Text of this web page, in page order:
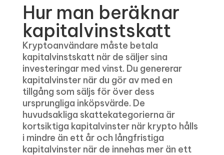
Hur man beräknar
kapitalvinstskatt
Kryptoanvändare måste betala
kapitalvinstskatt när de säljer sina
investeringar med vinst. Du genererar
kapitalvinster när du gör av med en
tillgång som säljs för över dess
ursprungliga inköpsvärde. De
huvudsakliga skattekategorierna är
kortsiktiga kapitalvinster när krypto hålls
i mindre än ett år och långfristiga
kapitalvinster när de innehas mer än ett